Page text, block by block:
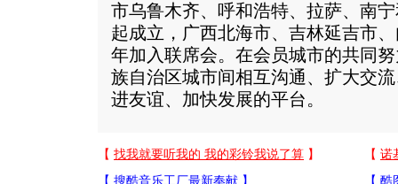
市乌鲁木齐、呼和浩特、拉萨、南
起成立，广西北海市、吉林延吉市
年加入联席会。在会员城市的共同
族自治区城市间相互沟通、扩大交
进友谊、加快发展的平台。